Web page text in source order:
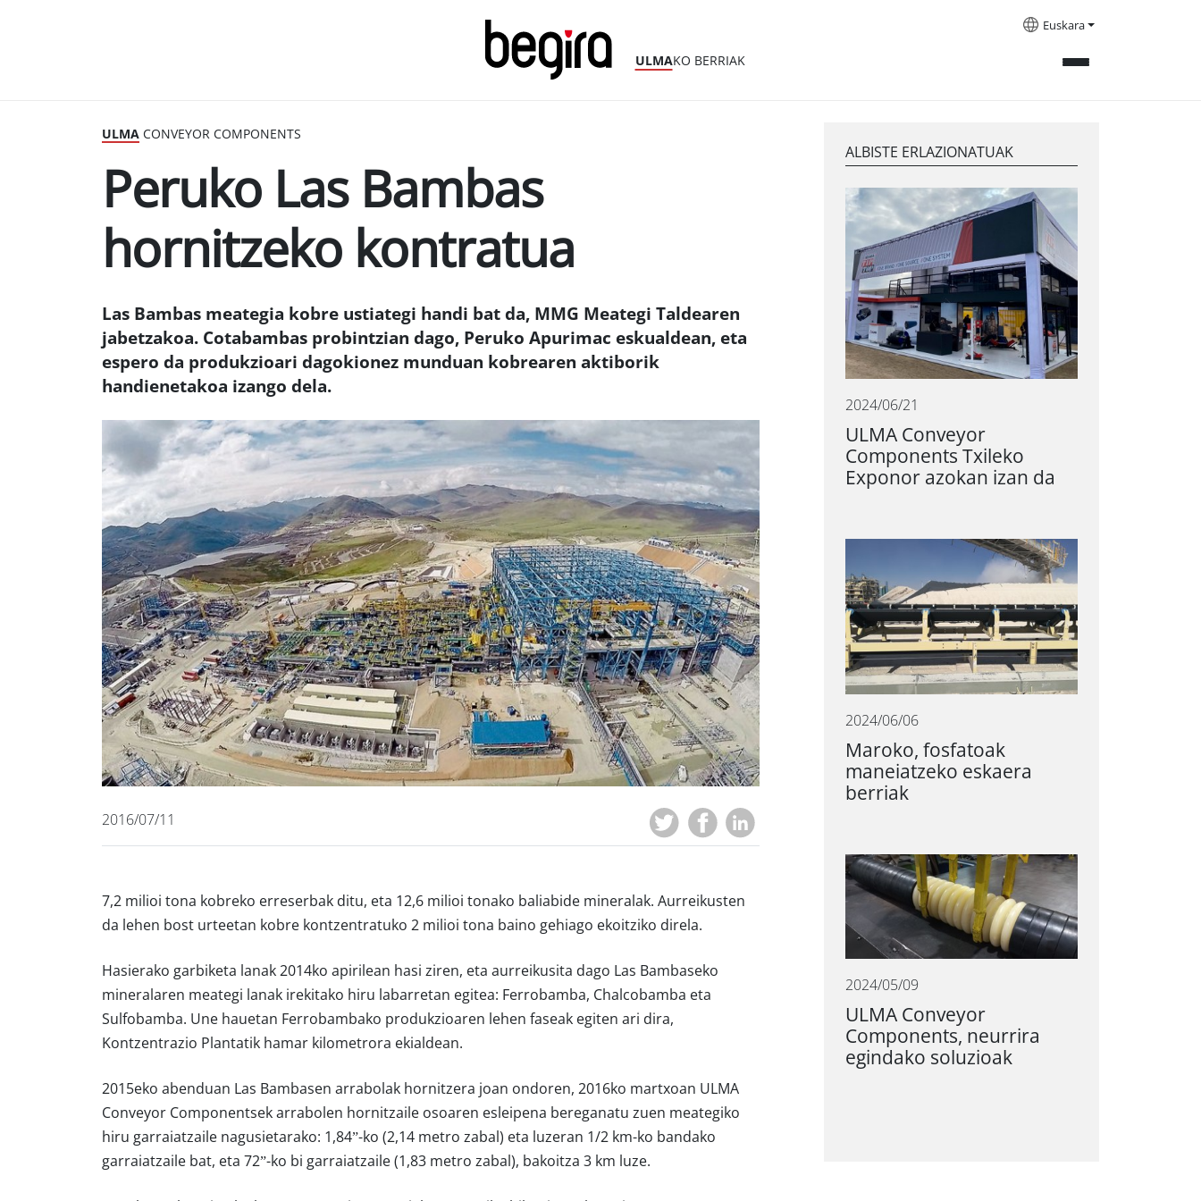
ULMAKO BERRIAK
Euskara
ULMA CONVEYOR COMPONENTS
Peruko Las Bambas
hornitzeko kontratua
Las Bambas meategia kobre ustiategi handi bat da, MMG Meategi Taldearen
jabetzakoa. Cotabambas probintzian dago, Peruko Apurimac eskualdean, eta
espero da produkzioari dagokionez munduan kobrearen aktiborik
handienetakoa izango dela.
2016/07/11
7,2 milioi tona kobreko erreserbak ditu, eta 12,6 milioi tonako baliabide mineralak. Aurreikusten
da lehen bost urteetan kobre kontzentratuko 2 milioi tona baino gehiago ekoitziko direla.
Hasierako garbiketa lanak 2014ko apirilean hasi ziren, eta aurreikusita dago Las Bambaseko
mineralaren meategi lanak irekitako hiru labarretan egitea: Ferrobamba, Chalcobamba eta
Sulfobamba. Une hauetan Ferrobambako produkzioaren lehen faseak egiten ari dira,
Kontzentrazio Plantatik hamar kilometrora ekialdean.
2015eko abenduan Las Bambasen arrabolak hornitzera joan ondoren, 2016ko martxoan ULMA
Conveyor Componentsek arrabolen hornitzaile osoaren esleipena bereganatu zuen meategiko
hiru garraiatzaile nagusietarako: 1,84”-ko (2,14 metro zabal) eta luzeran 1/2 km-ko bandako
garraiatzaile bat, eta 72”-ko bi garraiatzaile (1,83 metro zabal), bakoitza 3 km luze.
ALBISTE ERLAZIONATUAK
2024/06/21
ULMA Conveyor
Components Txileko
Exponor azokan izan da
2024/06/06
Maroko, fosfatoak
maneiatzeko eskaera
berriak
2024/05/09
ULMA Conveyor
Components, neurrira
egindako soluzioak